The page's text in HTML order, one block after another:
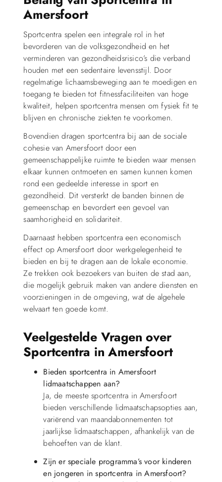
Amersfoort
Sportcentra spelen een integrale rol in het
bevorderen van de volksgezondheid en het
verminderen van gezondheidsrisico’s die verband
houden met een sedentaire levensstijl. Door
regelmatige lichaamsbeweging aan te moedigen en
toegang te bieden tot fitnessfaciliteiten van hoge
kwaliteit, helpen sportcentra mensen om fysiek fit te
blijven en chronische ziekten te voorkomen.
Bovendien dragen sportcentra bij aan de sociale
cohesie van Amersfoort door een
gemeenschappelijke ruimte te bieden waar mensen
elkaar kunnen ontmoeten en samen kunnen komen
rond een gedeelde interesse in sport en
gezondheid. Dit versterkt de banden binnen de
gemeenschap en bevordert een gevoel van
saamhorigheid en solidariteit.
Daarnaast hebben sportcentra een economisch
effect op Amersfoort door werkgelegenheid te
bieden en bij te dragen aan de lokale economie.
Ze trekken ook bezoekers van buiten de stad aan,
die mogelijk gebruik maken van andere diensten en
voorzieningen in de omgeving, wat de algehele
welvaart ten goede komt.
Veelgestelde Vragen over
Sportcentra in Amersfoort
Bieden sportcentra in Amersfoort
lidmaatschappen aan?
Ja, de meeste sportcentra in Amersfoort
bieden verschillende lidmaatschapsopties aan,
variërend van maandabonnementen tot
jaarlijkse lidmaatschappen, afhankelijk van de
behoeften van de klant.
Zijn er speciale programma’s voor kinderen
en jongeren in sportcentra in Amersfoort?